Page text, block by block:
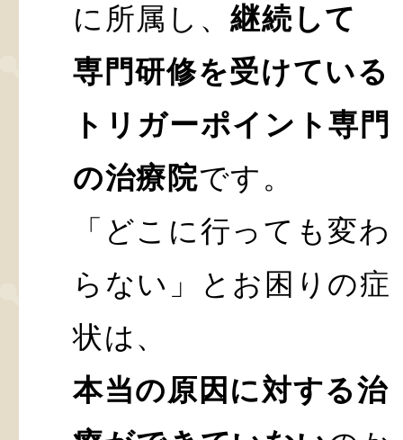
に所属し、継続して
専門研修を受けている
トリガーポイント専門
の治療院です。
「どこに行っても変わ
らない」とお困りの症
状は、
本当の原因に対する治